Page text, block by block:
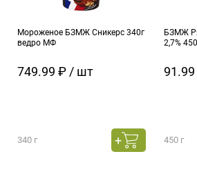
Мороженое БЗМЖ Сникерс 340г
ведро МФ
749.99 ₽ / шт
340 г
БЗМЖ
2,7%
450 г